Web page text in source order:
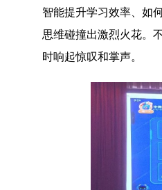
智能提升学习效率、如
思维碰撞出激烈火花。
时响起惊叹和掌声。